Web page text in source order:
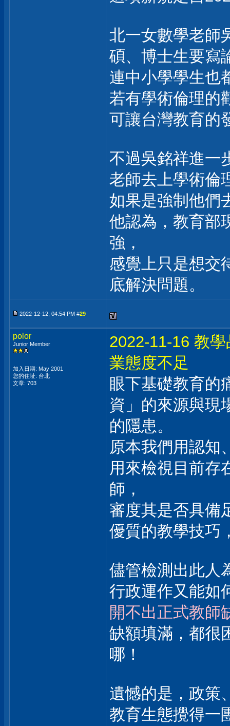
北一女數學老師
碩、博士生要寫
連中小學學生也
若有學術倫理的
可讓台灣教育的
不過吳銘祥進一
老師去上學術倫
如果是強制他們
他認為，教育部
強，
感覺上只是想交
底解決問題。
2022-12-12, 04:54 PM #29
polor
Junior Member
加入日期: May 2001
您的住址: 台北
文章: 703
2022-11-16 教
業態度不足
眼下基礎教育的
資」的來源與現
的隱患。
原本我們用認知
用來檢視目前存
師，
審度其是否具備
優質的教學技巧
儘管檢測出此人
行政運作又能如
開不出正式教師
缺額填滿，都很
哪！
遺憾的是，政策
教育生態攪得一